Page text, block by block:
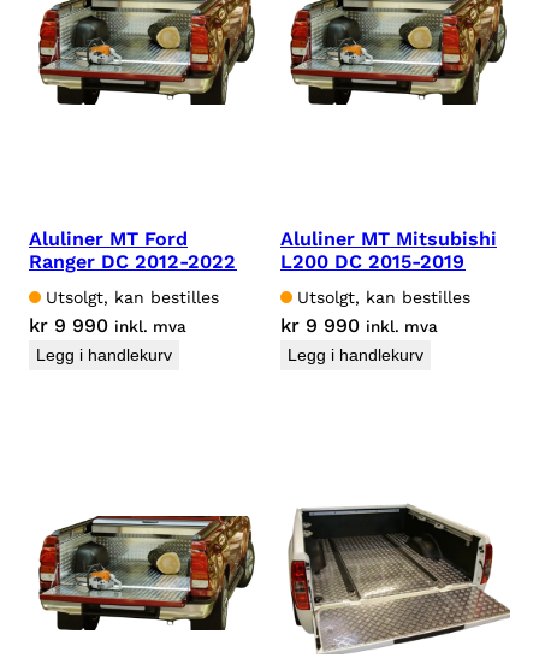
Aluliner MT Ford
Ranger DC 2012-2022
Utsolgt, kan bestilles
kr 9 990 inkl. mva
Legg i handlekurv
Aluliner MT Mitsubishi
L200 DC 2015-2019
Utsolgt, kan bestilles
kr 9 990 inkl. mva
Legg i handlekurv